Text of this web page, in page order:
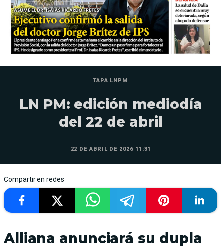
TAPA LNPM
LN PM: edición mediodía
del 22 de abril
22 DE ABRIL DE 2026 11:31
Compartir en redes
Alliana anunciará su dupla